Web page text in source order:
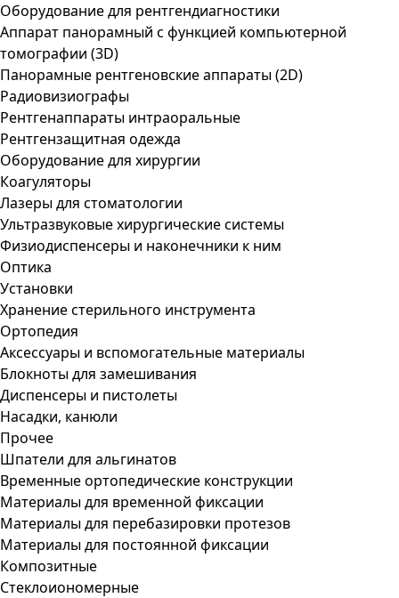
Оборудование для рентгендиагностики
Аппарат панорамный с функцией компьютерной
томографии (3D)
Панорамные рентгеновские аппараты (2D)
Радиовизиографы
Рентгенаппараты интраоральные
Рентгензащитная одежда
Оборудование для хирургии
Коагуляторы
Лазеры для стоматологии
Ультразвуковые хирургические системы
Физиодиспенсеры и наконечники к ним
Оптика
Установки
Хранение стерильного инструмента
Ортопедия
Аксессуары и вспомогательные материалы
Блокноты для замешивания
Диспенсеры и пистолеты
Насадки, канюли
Прочее
Шпатели для альгинатов
Временные ортопедические конструкции
Материалы для временной фиксации
Материалы для перебазировки протезов
Материалы для постоянной фиксации
Композитные
Стеклоиономерные